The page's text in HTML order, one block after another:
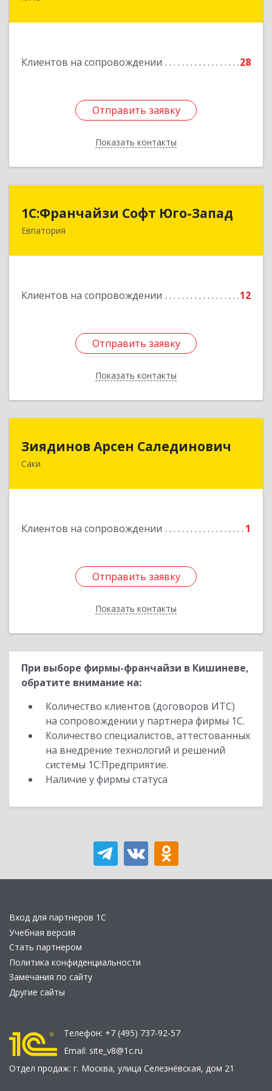
Клиентов на сопровождении 28
Отправить заявку
Показать контакты
Отправить заявку
Назад
1С:Франчайзи Софт Юго-Запад
Евпатория
Клиентов на сопровождении 12
Отправить заявку
Показать контакты
1С:Франчайзи Софт Юго-Запад
297407, Крым Респ, Евпатория г, Победы пр-кт,
Отправить заявку
Назад
Зиядинов Арсен Салединович
Саки
Клиентов на сопровождении 1
Отправить заявку
Показать контакты
Отправить заявку
Назад
При выборе фирмы-франчайзи в Кишиневе,
обратите внимание на:
Количество клиентов (договоров ИТС)
на сопровождении у партнера фирмы 1С.
Количество специалистов, аттестованных
на внедрение технологий и решений
системы 1С:Предприятие.
Наличие у фирмы статуса
Вход для партнеров 1С
Учебная версия
Стать партнером
Политика конфиденциальности
Замечания по сайту
Другие сайты
Телефон: +7 (495) 737-92-57
Email: site_v8@1c.ru
Отдел продаж: г. Москва, улица Селезнёвская, дом 21